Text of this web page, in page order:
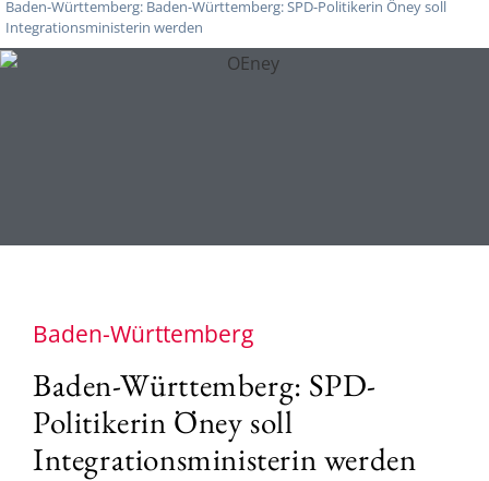
Baden-Württemberg: Baden-Württemberg: SPD-Politikerin Öney soll
Integrationsministerin werden
Baden-Württemberg
Baden-Württemberg: SPD-
Politikerin Öney soll
Integrationsministerin werden